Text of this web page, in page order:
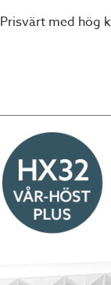
Prisvärt med hög